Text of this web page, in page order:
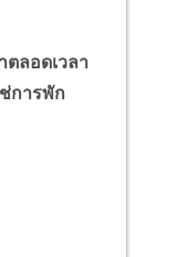
ลอดเวลา
การพัก